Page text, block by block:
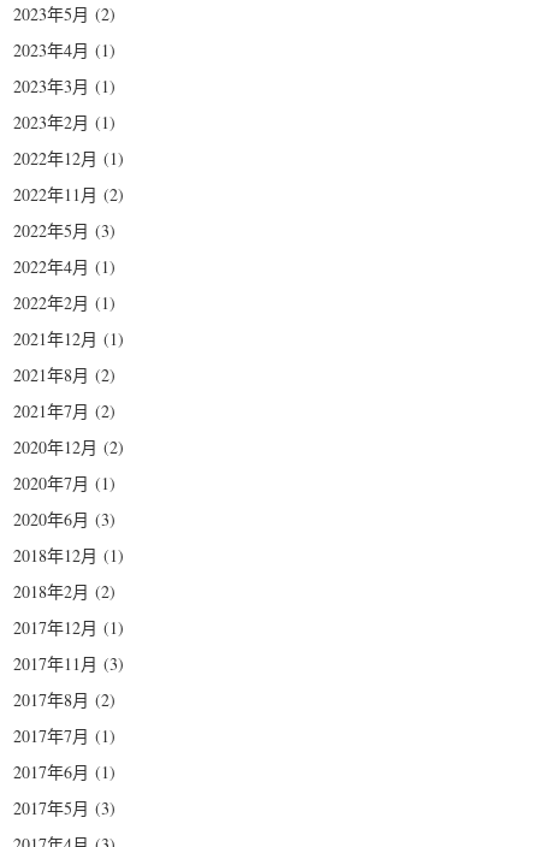
2023年5月 (2)
2023年4月 (1)
2023年3月 (1)
2023年2月 (1)
2022年12月 (1)
2022年11月 (2)
2022年5月 (3)
2022年4月 (1)
2022年2月 (1)
2021年12月 (1)
2021年8月 (2)
2021年7月 (2)
2020年12月 (2)
2020年7月 (1)
2020年6月 (3)
2018年12月 (1)
2018年2月 (2)
2017年12月 (1)
2017年11月 (3)
2017年8月 (2)
2017年7月 (1)
2017年6月 (1)
2017年5月 (3)